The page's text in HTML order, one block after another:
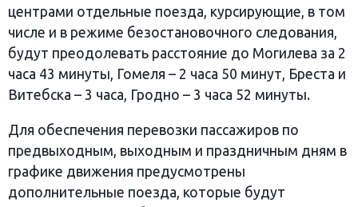
центрами отдельные поезда, курсирующие, в том
числе и в режиме безостановочного следования,
будут преодолевать расстояние до Могилева за 2
часа 43 минуты, Гомеля – 2 часа 50 минут, Бреста и
Витебска – 3 часа, Гродно – 3 часа 52 минуты.
Для обеспечения перевозки пассажиров по
предвыходным, выходным и праздничным дням в
графике движения предусмотрены
дополнительные поезда, которые будут